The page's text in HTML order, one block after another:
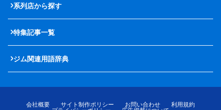
系列店から探す
特集記事一覧
ジム関連用語辞典
会社概要 サイト制作ポリシー お問い合わせ
利用規約